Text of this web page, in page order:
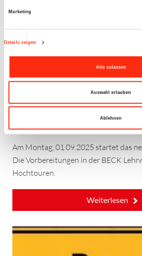
Marketing
Details zeigen
Alle zulassen
Auswahl erlauben
Ablehnen
28.08.2025
Start Ausbildungsjahr 2025 - die
auf Hochtouren....
Am Montag, 01.09.2025 startet das
Die Vorbereitungen in der BECK
Hochtouren.
Weiterlesen